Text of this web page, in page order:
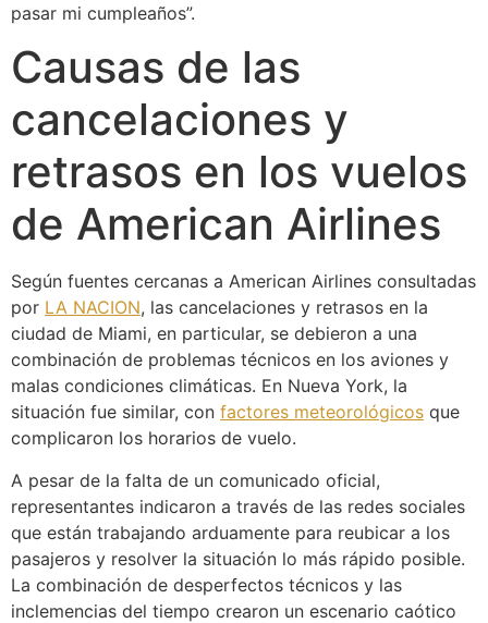
pasar mi cumpleaños”.
Causas de las
cancelaciones y
retrasos en los vuelos
de American Airlines
Según fuentes cercanas a American Airlines consultadas
por LA NACION, las cancelaciones y retrasos en la
ciudad de Miami, en particular, se debieron a una
combinación de problemas técnicos en los aviones y
malas condiciones climáticas. En Nueva York, la
situación fue similar, con factores meteorológicos que
complicaron los horarios de vuelo.
A pesar de la falta de un comunicado oficial,
representantes indicaron a través de las redes sociales
que están trabajando arduamente para reubicar a los
pasajeros y resolver la situación lo más rápido posible.
La combinación de desperfectos técnicos y las
inclemencias del tiempo crearon un escenario caótico